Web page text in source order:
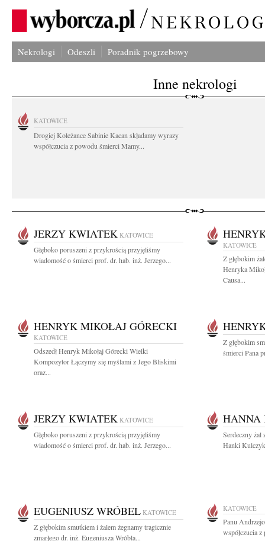
Nekrologi Odeszli Poradnik pogrzebowy
Inne nekrologi
KATOWICE
Drogiej Koleżance Sabinie Kacan składamy wyrazy
współczucia z powodu śmierci Mamy...
JERZY KWIATEK KATOWICE
Głęboko poruszeni z przykrością przyjęliśmy
wiadomość o śmierci prof. dr. hab. inż. Jerzego...
KATOWICE
Z głębokim
Henryka
Causa...
HENRYK MIKOŁAJ GÓRECKI
KATOWICE
Odszedł Henryk Mikołaj Górecki Wielki
Kompozytor Łączymy się myślami z Jego Bliskimi
oraz...
Z głębokim
śmierci Pana
JERZY KWIATEK KATOWICE
Głęboko poruszeni z przykrością przyjęliśmy
wiadomość o śmierci prof. dr. hab. inż. Jerzego...
HANNA
Serdeczny żal
Hanki
EUGENIUSZ WRÓBEL KATOWICE
Z głębokim smutkiem i żalem żegnamy tragicznie
zmarłego dr. inż. Eugeniusza Wróbla...
KATOWICE
Panu
współczucia